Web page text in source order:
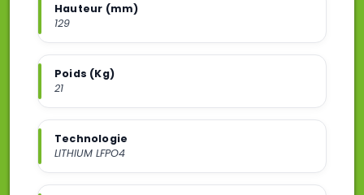
Hauteur (mm)
129
Poids (Kg)
21
Technologie
LITHIUM LFPO4